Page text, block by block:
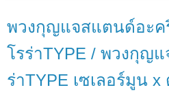
พวงกุญแจสแตนด์อะค
โรร่าTYPE / พวงกุญ
ร่าTYPE เซเลอร์มูน x